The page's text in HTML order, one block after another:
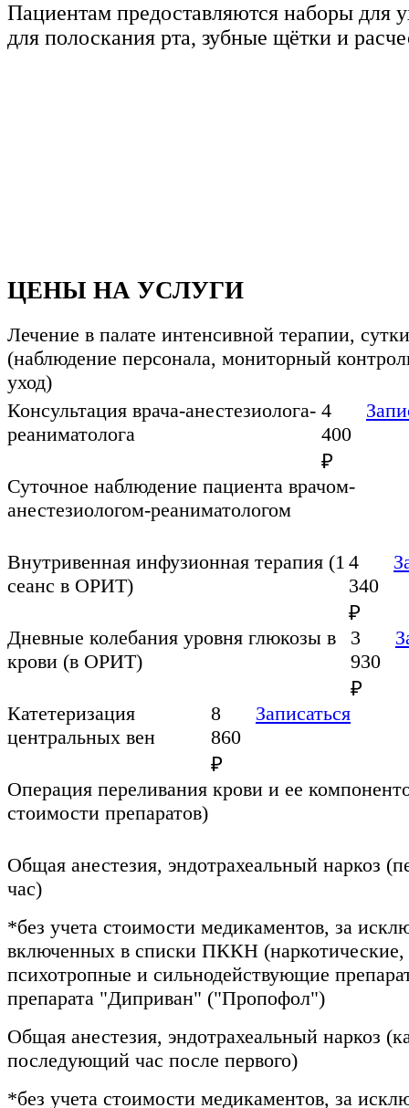
Пациентам предоставляются наборы для
для полоскания рта, зубные щётки и
ЦЕНЫ НА УСЛУГИ
Лечение в палате интенсивной терапии, сутки
(наблюдение персонала, мониторный
уход)
Консультация врача-анестезиолога-
реаниматолога
4
400
₽
Суточное наблюдение пациента врачом-
анестезиологом-реаниматологом
Внутривенная инфузионная терапия (1
сеанс в ОРИТ)
4
340
₽
Дневные колебания уровня глюкозы в
крови (в ОРИТ)
3
930
₽
Катетеризация
центральных вен
8
860
₽
Записаться
Операция переливания крови и ее
стоимости препаратов)
Общая анестезия, эндотрахеальный наркоз
час)
*без учета стоимости медикаментов, за
включенных в списки ПККН (наркотические,
психотропные и сильнодействующие
препарата "Диприван" ("Пропофол")
Общая анестезия, эндотрахеальный наркоз
последующий час после первого)
*без учета стоимости медикаментов, за